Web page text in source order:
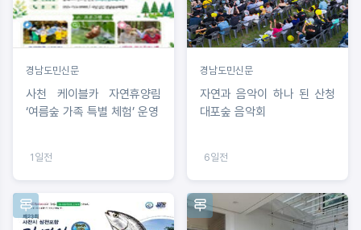
경남도민신문
사천 케이블카 자연휴양림
‘여름숲 가족 특별 체험’ 운영
1일전
경남도민신문
자연과 음악이 하나 된 산청
대포숲 음악회
6일전